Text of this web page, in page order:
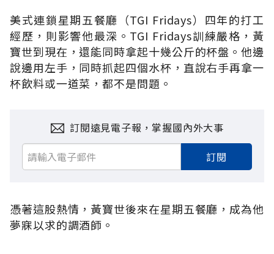
美式連鎖星期五餐廳（TGI Fridays）四年的打工
經歷，則影響他最深。TGI Fridays訓練嚴格，黃
寶世到現在，還能同時拿起十幾公斤的杯盤。他邊
說邊用左手，同時抓起四個水杯，直說右手再拿一
杯飲料或一道菜，都不是問題。
訂閱遠見電子報，掌握國內外大事
訂閱
憑著這股熱情，黃寶世後來在星期五餐廳，成為他
夢寐以求的調酒師。